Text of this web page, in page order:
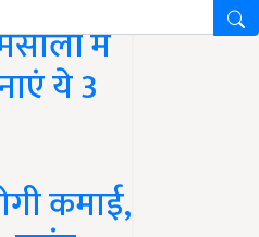
में
ये 3
कमाई,